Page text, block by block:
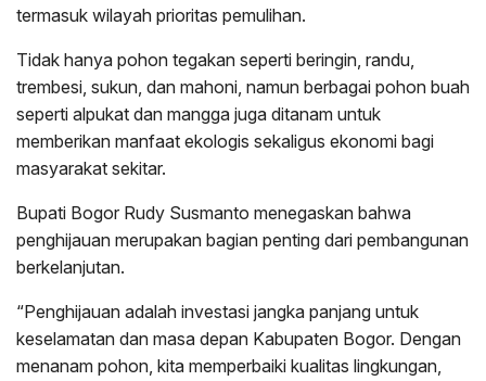
termasuk wilayah prioritas pemulihan.
Tidak hanya pohon tegakan seperti beringin, randu,
trembesi, sukun, dan mahoni, namun berbagai pohon buah
seperti alpukat dan mangga juga ditanam untuk
memberikan manfaat ekologis sekaligus ekonomi bagi
masyarakat sekitar.
Bupati Bogor Rudy Susmanto menegaskan bahwa
penghijauan merupakan bagian penting dari pembangunan
berkelanjutan.
“Penghijauan adalah investasi jangka panjang untuk
keselamatan dan masa depan Kabupaten Bogor. Dengan
menanam pohon, kita memperbaiki kualitas lingkungan,